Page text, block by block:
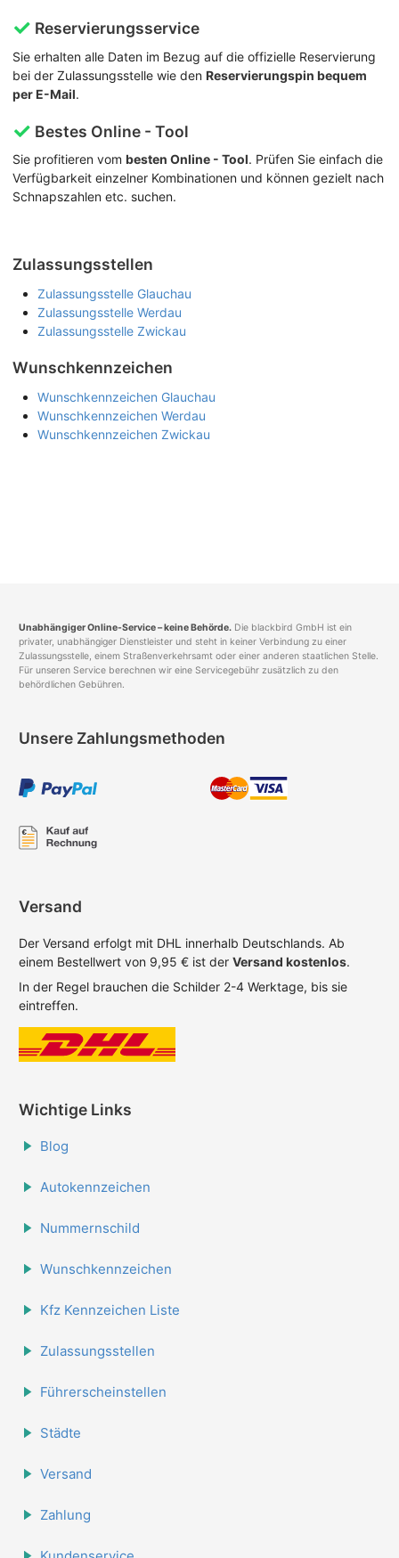
Reservierungsservice
Sie erhalten alle Daten im Bezug auf die offizielle Reservierung
bei der Zulassungsstelle wie den Reservierungspin bequem
per E-Mail.
Bestes Online - Tool
Sie profitieren vom besten Online - Tool. Prüfen Sie einfach die
Verfügbarkeit einzelner Kombinationen und können gezielt nach
Schnapszahlen etc. suchen.
Zulassungsstellen
Zulassungsstelle Glauchau
Zulassungsstelle Werdau
Zulassungsstelle Zwickau
Wunschkennzeichen
Wunschkennzeichen Glauchau
Wunschkennzeichen Werdau
Wunschkennzeichen Zwickau
Unabhängiger Online-Service – keine Behörde. Die blackbird GmbH ist ein
privater, unabhängiger Dienstleister und steht in keiner Verbindung zu einer
Zulassungsstelle, einem Straßenverkehrsamt oder einer anderen staatlichen Stelle.
Für unseren Service berechnen wir eine Servicegebühr zusätzlich zu den
behördlichen Gebühren.
Unsere Zahlungsmethoden
Versand
Der Versand erfolgt mit DHL innerhalb Deutschlands. Ab
einem Bestellwert von 9,95 € ist der Versand kostenlos.
In der Regel brauchen die Schilder 2-4 Werktage, bis sie
eintreffen.
Wichtige Links
Blog
Autokennzeichen
Nummernschild
Wunschkennzeichen
Kfz Kennzeichen Liste
Zulassungsstellen
Führerscheinstellen
Städte
Versand
Zahlung